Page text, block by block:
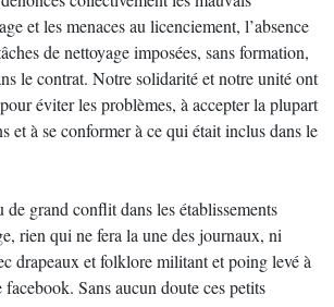
et les menaces au licenciement, l’absence
de nettoyage imposées, sans formation,
le contrat. Notre solidarité et notre unité ont
éviter les problèmes, à accepter la plupart
et à se conformer à ce qui était inclus dans le
de grand conflit dans les établissements
rien qui ne fera la une des journaux, ni
drapeaux et folklore militant et poing levé à
Sans aucun doute ces petits